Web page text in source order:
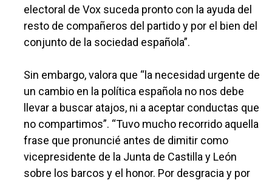
electoral de Vox suceda pronto con la ayuda del
resto de compañeros del partido y por el bien del
conjunto de la sociedad española”.
Sin embargo, valora que “la necesidad urgente de
un cambio en la política española no nos debe
llevar a buscar atajos, ni a aceptar conductas que
no compartimos”. “Tuvo mucho recorrido aquella
frase que pronuncié antes de dimitir como
vicepresidente de la Junta de Castilla y León
sobre los barcos y el honor. Por desgracia y por